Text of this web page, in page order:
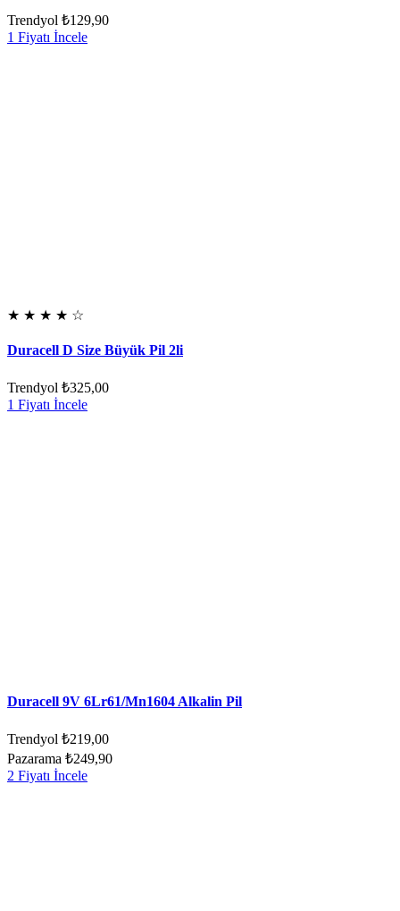
Trendyol ₺129,90
1 Fiyatı İncele
★ ★ ★ ★ ☆
Duracell D Size Büyük Pil 2li
Trendyol ₺325,00
1 Fiyatı İncele
Duracell 9V 6Lr61/Mn1604 Alkalin Pil
Trendyol ₺219,00
Pazarama ₺249,90
2 Fiyatı İncele